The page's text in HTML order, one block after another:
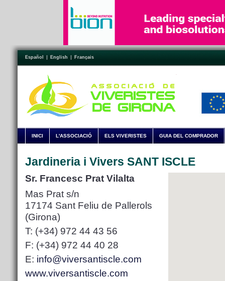
Español English Français
INICI L'ASSOCIACIÓ ELS VIVERISTES GUIA DEL COMPRADOR
Jardineria i Vivers SANT ISCLE
Sr. Francesc Prat Vilalta
Mas Prat s/n
17174 Sant Feliu de Pallerols
(Girona)
T: (+34) 972 44 43 56
F: (+34) 972 44 40 28
E: info@viversantiscle.com
www.viversantiscle.com